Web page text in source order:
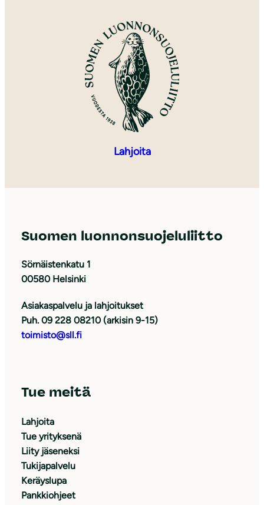
Lahjoita
Suomen luonnonsuojeluliitto
Sörnäistenkatu 1
00580 Helsinki
Asiakaspalvelu ja lahjoitukset
Puh. 09 228 08210 (arkisin 9-15)
toimisto@sll.fi
Tue meitä
Lahjoita
Tue yrityksenä
Liity jäseneksi
Tukijapalvelu
Keräyslupa
Pankkiohjeet